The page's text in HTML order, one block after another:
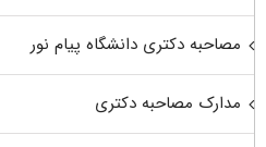
مصاحبه دکتری دانشگاه پیام نور
مدارک مصاحبه دکتری